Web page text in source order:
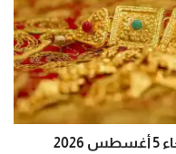
أسعار الذهب في تونس اليوم الأربعاء 5 أغسطس 2026